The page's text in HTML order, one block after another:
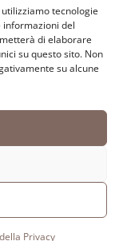
tecnologie
del
di elaborare
su questo sito. Non
su alcune
Privacy
Sant'Anna